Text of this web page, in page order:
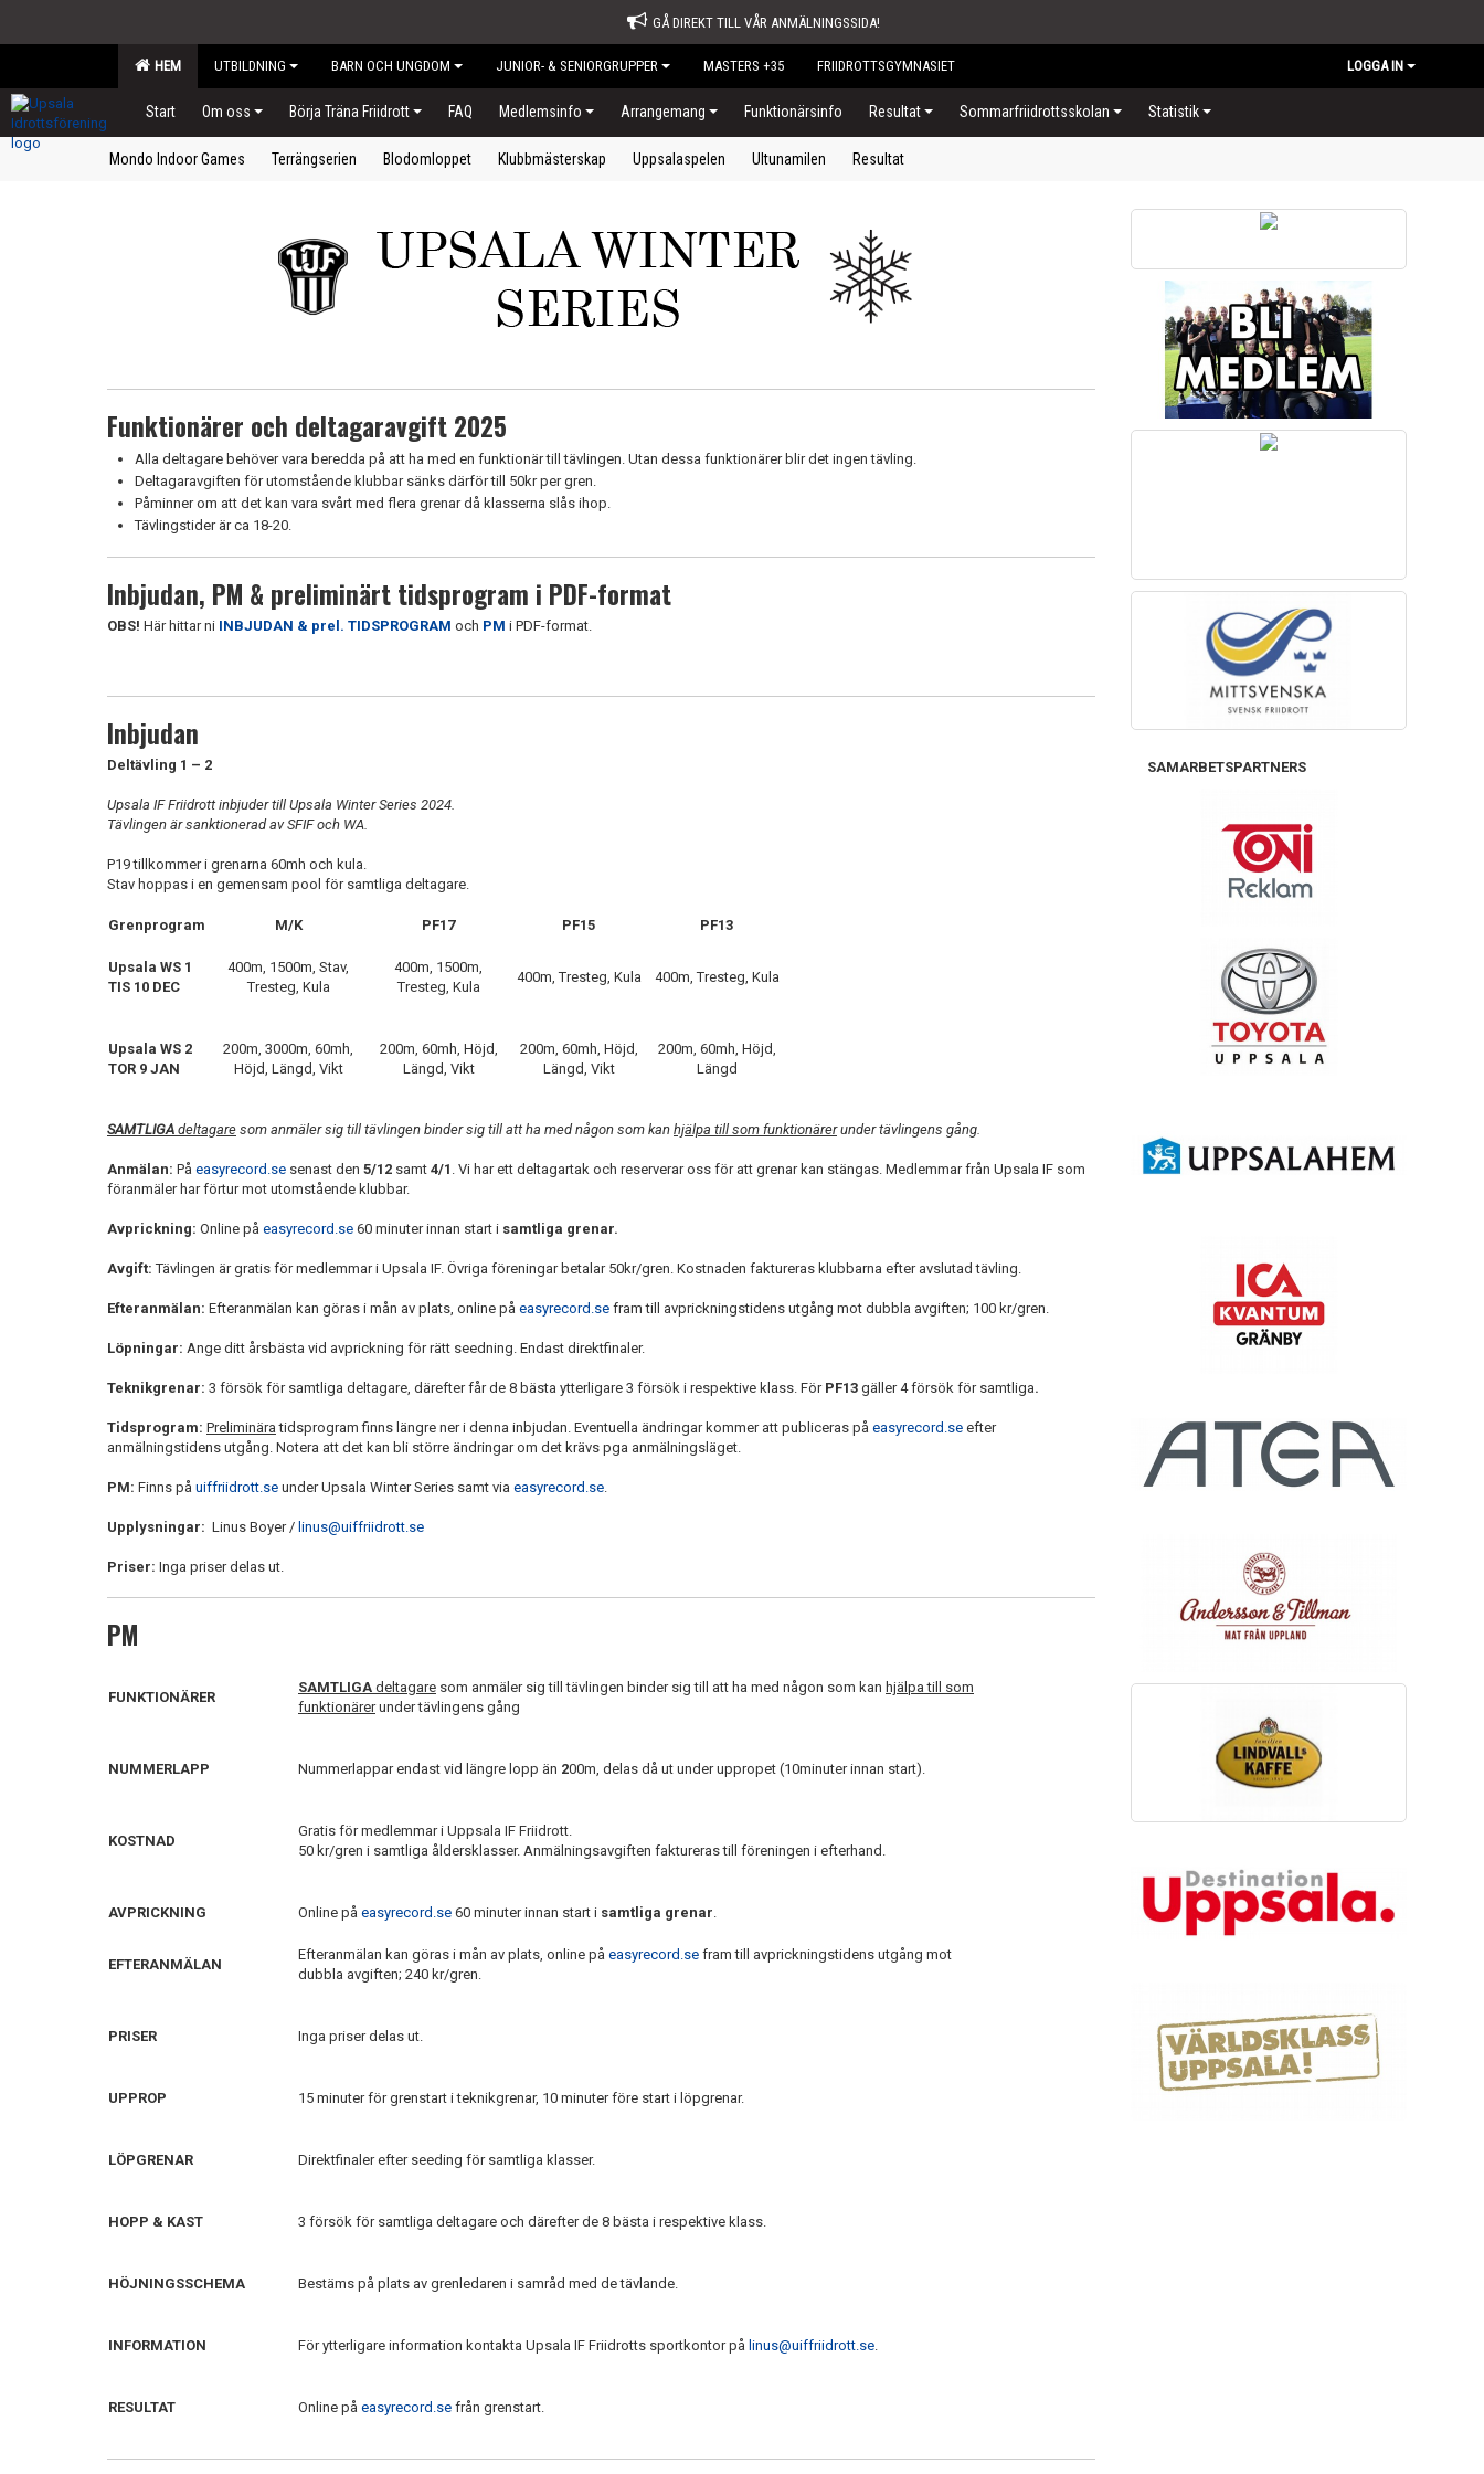
GÅ DIREKT TILL VÅR ANMÄLNINGSSIDA!
HEM UTBILDNING BARN OCH UNGDOM JUNIOR- & SENIORGRUPPER MASTERS +35 FRIIDROTTSGYMNASIET LOGGA IN
Start Om oss Börja Träna Friidrott FAQ Medlemsinfo Arrangemang Funktionärsinfo Resultat Sommarfriidrottsskolan Statistik
Mondo Indoor Games Terrängserien Blodomloppet Klubbmästerskap Uppsalaspelen Ultunamilen Resultat
Funktionärer och deltagaravgift 2025
Alla deltagare behöver vara beredda på att ha med en funktionär till tävlingen. Utan dessa funktionärer blir det ingen tävling.
Deltagaravgiften för utomstående klubbar sänks därför till 50kr per gren.
Påminner om att det kan vara svårt med flera grenar då klasserna slås ihop.
Tävlingstider är ca 18-20.
Inbjudan, PM & preliminärt tidsprogram i PDF-format
OBS! Här hittar ni INBJUDAN & prel. TIDSPROGRAM och PM i PDF-format.
Inbjudan
Deltävling 1 – 2
Upsala IF Friidrott inbjuder till Upsala Winter Series 2024.
Tävlingen är sanktionerad av SFIF och WA.
P19 tillkommer i grenarna 60mh och kula.
Stav hoppas i en gemensam pool för samtliga deltagare.
Grenprogram M/K PF17 PF15 PF13
Upsala WS 1
TIS 10 DEC
400m, 1500m, Stav,
Tresteg, Kula
400m, 1500m,
Tresteg, Kula
400m, Tresteg, Kula 400m, Tresteg, Kula
Upsala WS 2
TOR 9 JAN
200m, 3000m, 60mh,
Höjd, Längd, Vikt
200m, 60mh, Höjd,
Längd, Vikt
200m, 60mh, Höjd,
Längd, Vikt
200m, 60mh, Höjd,
Längd
SAMTLIGA deltagare som anmäler sig till tävlingen binder sig till att ha med någon som kan hjälpa till som funktionärerunder tävlingens gång.
Anmälan: På easyrecord.se senast den 5/12 samt 4/1 . Vi har ett deltagartak och reserverar oss för att grenar kan stängas. Medlemmar från Upsala IF som
föranmäler har förtur mot utomstående klubbar.
Avprickning: Online på easyrecord.se 60 minuter innan start i samtliga grenar.
Avgift: Tävlingen är gratis för medlemmar i Upsala IF. Övriga föreningar betalar 50kr/gren. Kostnaden faktureras klubbarna efter avslutad tävling.
Efteranmälan: Efteranmälan kan göras i mån av plats, online på easyrecord.se fram till avprickningstidens utgång mot dubbla avgiften; 100 kr/gren.
Löpningar: Ange ditt årsbästa vid avprickning för rätt seedning. Endast direktfinaler.
Teknikgrenar: 3 försök för samtliga deltagare, därefter får de 8 bästa ytterligare 3 försök i respektive klass. För PF13 gäller 4 försök för samtliga.
Tidsprogram: Preliminära tidsprogram finns längre ner i denna inbjudan. Eventuella ändringar kommer att publiceras på easyrecord.se efter
anmälningstidens utgång. Notera att det kan bli större ändringar om det krävs pga anmälningsläget.
PM: Finns på uiffriidrott.se under Upsala Winter Series samt via easyrecord.se.
Upplysningar: Linus Boyer / linus@uiffriidrott.se
Priser: Inga priser delas ut.
PM
FUNKTIONÄRER
SAMTLIGA deltagare som anmäler sig till tävlingen binder sig till att ha med någon som kan hjälpa till som
funktionärerunder tävlingens gång
NUMMERLAPP Nummerlappar endast vid längre lopp än 200m, delas då ut under uppropet (10minuter innan start).
KOSTNAD
Gratis för medlemmar i Uppsala IF Friidrott.
50 kr/gren i samtliga åldersklasser. Anmälningsavgiften faktureras till föreningen i efterhand.
AVPRICKNING Online på easyrecord.se 60 minuter innan start i samtliga grenar.
EFTERANMÄLAN
Efteranmälan kan göras i mån av plats, online på easyrecord.se fram till avprickningstidens utgång mot
dubbla avgiften; 240 kr/gren.
PRISER Inga priser delas ut.
UPPROP 15 minuter för grenstart i teknikgrenar, 10 minuter före start i löpgrenar.
LÖPGRENAR Direktfinaler efter seeding för samtliga klasser.
HOPP & KAST 3 försök för samtliga deltagare och därefter de 8 bästa i respektive klass.
HÖJNINGSSCHEMA Bestäms på plats av grenledaren i samråd med de tävlande.
INFORMATION För ytterligare information kontakta Upsala IF Friidrotts sportkontor på linus@uiffriidrott.se.
RESULTAT Online på easyrecord.se från grenstart.
SAMARBETSPARTNERS